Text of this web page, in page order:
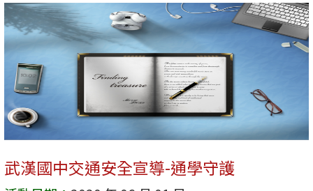
武漢國中交通安全宣導-通學守護